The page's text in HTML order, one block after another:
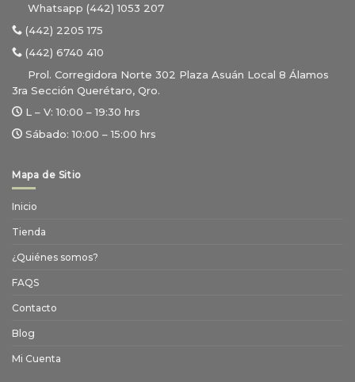
Whatsapp (442) 1053 207
(442) 2205 175
(442) 6740 410
Prol. Corregidora Norte 302 Plaza Asuán Local 8 Álamos
3ra Sección Querétaro, Qro.
L – V: 10:00 – 19:30 hrs
Sábado: 10:00 – 15:00 hrs
Mapa de Sitio
Inicio
Tienda
¿Quiénes somos?
FAQS
Contacto
Blog
Mi Cuenta